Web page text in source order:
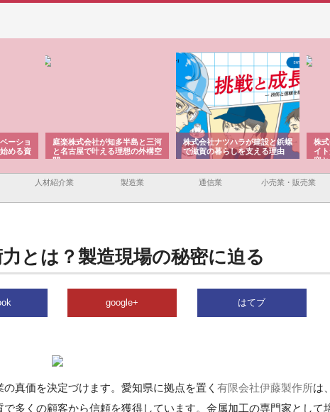
ーショ
める資
庭楽株式会社が知多半島と三河
と名古屋で叶える理想の外構空
間
株式会社ナツハラが建設と鋲螺
で滋賀の暮らしを支える理由
株
イ
容
人材紹介業 製造業 通信業 小売業・販売業
とは？製造現場の秘密に迫る
google+ はてブ
真価を決定づけます。愛知県に拠点を置く 有限会社伊藤製作所は、
多くの顧客から信頼を獲得しています。金属加工の専門家として